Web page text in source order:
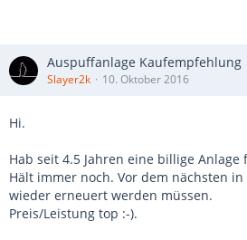
Auspuffanlage Kaufempfehlung
Slayer2k 10. Oktober 2016
Hi.
Hab seit 4.5 Jahren eine billige
Hält immer noch. Vor dem nächsten
wieder erneuert werden müssen.
Preis/Leistung top :-).